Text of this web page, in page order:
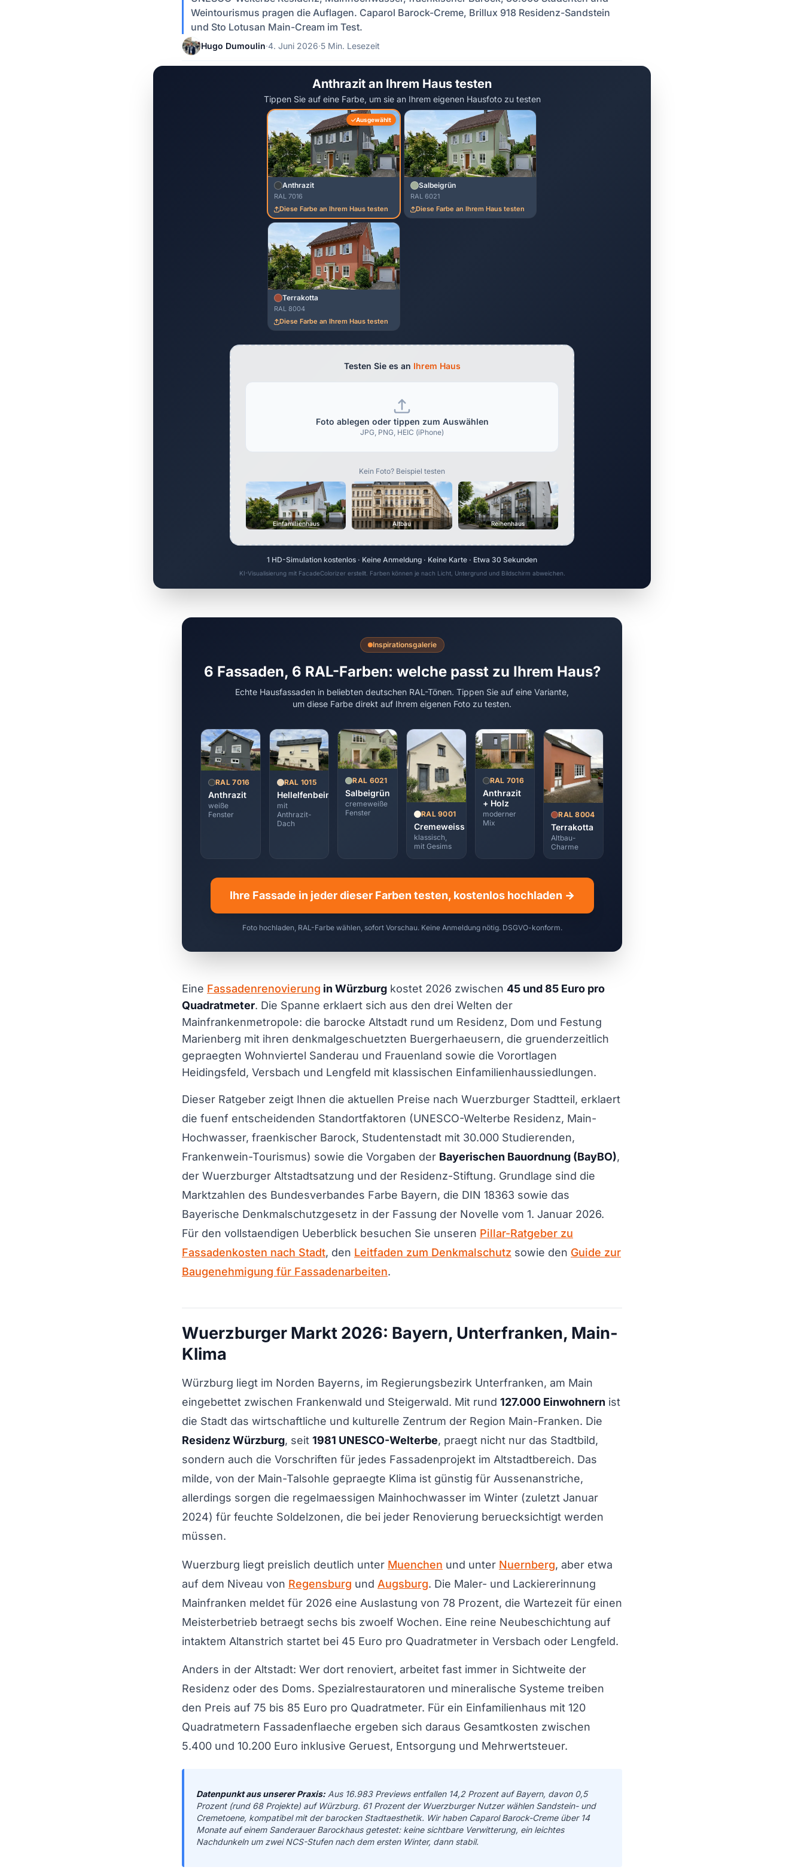
Weintourismus pragen die Auflagen. Caparol Barock-Creme, Brillux 918 Residenz-Sandstein
und Sto Lotusan Main-Cream im Test.
Hugo Dumoulin·4. Juni 2026·5 Min. Lesezeit
Anthrazit an Ihrem Haus testen
Tippen Sie auf eine Farbe, um sie an Ihrem eigenen Hausfoto zu testen
Ausgewählt
Anthrazit
RAL 7016
Diese Farbe an Ihrem Haus testen
Salbeigrün
RAL 6021
Diese Farbe an Ihrem Haus testen
Terrakotta
RAL 8004
Diese Farbe an Ihrem Haus testen
Testen Sie es an Ihrem Haus
Foto ablegen oder tippen zum Auswählen
JPG, PNG, HEIC (iPhone)
Kein Foto? Beispiel testen
Einfamilienhaus Altbau Reihenhaus
1 HD-Simulation kostenlos · Keine Anmeldung · Keine Karte · Etwa 30 Sekunden
KI-Visualisierung mit FacadeColorizer erstellt. Farben können je nach Licht, Untergrund und Bildschirm abweichen.
Inspirationsgalerie
6 Fassaden, 6 RAL-Farben: welche passt zu Ihrem Haus?
Echte Hausfassaden in beliebten deutschen RAL-Tönen. Tippen Sie auf eine Variante,
um diese Farbe direkt auf Ihrem eigenen Foto zu testen.
RAL 7016
Anthrazit
weiße
Fenster
RAL 1015
Hellelfenbein
mit
Anthrazit-
Dach
RAL 6021
Salbeigrün
cremeweiße
Fenster
RAL 9001
Cremeweiss
klassisch,
mit Gesims
RAL 7016
Anthrazit
+ Holz
moderner
Mix
RAL 8004
Terrakotta
Altbau-
Charme
Ihre Fassade in jeder dieser Farben testen, kostenlos hochladen →
Foto hochladen, RAL-Farbe wählen, sofort Vorschau. Keine Anmeldung nötig. DSGVO-konform.
Eine Fassadenrenovierung in Würzburg kostet 2026 zwischen 45 und 85 Euro pro
Quadratmeter. Die Spanne erklaert sich aus den drei Welten der
Mainfrankenmetropole: die barocke Altstadt rund um Residenz, Dom und Festung
Marienberg mit ihren denkmalgeschuetzten Buergerhaeusern, die gruenderzeitlich
gepraegten Wohnviertel Sanderau und Frauenland sowie die Vorortlagen
Heidingsfeld, Versbach und Lengfeld mit klassischen Einfamilienhaussiedlungen.
Dieser Ratgeber zeigt Ihnen die aktuellen Preise nach Wuerzburger Stadtteil, erklaert
die fuenf entscheidenden Standortfaktoren (UNESCO-Welterbe Residenz, Main-
Hochwasser, fraenkischer Barock, Studentenstadt mit 30.000 Studierenden,
Frankenwein-Tourismus) sowie die Vorgaben der Bayerischen Bauordnung (BayBO),
der Wuerzburger Altstadtsatzung und der Residenz-Stiftung. Grundlage sind die
Marktzahlen des Bundesverbandes Farbe Bayern, die DIN 18363 sowie das
Bayerische Denkmalschutzgesetz in der Fassung der Novelle vom 1. Januar 2026.
Für den vollstaendigen Ueberblick besuchen Sie unseren Pillar-Ratgeber zu
Fassadenkosten nach Stadt, den Leitfaden zum Denkmalschutz sowie den Guide zur
Baugenehmigung für Fassadenarbeiten.
Wuerzburger Markt 2026: Bayern, Unterfranken, Main-
Klima
Würzburg liegt im Norden Bayerns, im Regierungsbezirk Unterfranken, am Main
eingebettet zwischen Frankenwald und Steigerwald. Mit rund 127.000 Einwohnern ist
die Stadt das wirtschaftliche und kulturelle Zentrum der Region Main-Franken. Die
Residenz Würzburg, seit 1981 UNESCO-Welterbe, praegt nicht nur das Stadtbild,
sondern auch die Vorschriften für jedes Fassadenprojekt im Altstadtbereich. Das
milde, von der Main-Talsohle gepraegte Klima ist günstig für Aussenanstriche,
allerdings sorgen die regelmaessigen Mainhochwasser im Winter (zuletzt Januar
2024) für feuchte Soldelzonen, die bei jeder Renovierung beruecksichtigt werden
müssen.
Wuerzburg liegt preislich deutlich unter Muenchen und unter Nuernberg, aber etwa
auf dem Niveau von Regensburg und Augsburg. Die Maler- und Lackiererinnung
Mainfranken meldet für 2026 eine Auslastung von 78 Prozent, die Wartezeit für einen
Meisterbetrieb betraegt sechs bis zwoelf Wochen. Eine reine Neubeschichtung auf
intaktem Altanstrich startet bei 45 Euro pro Quadratmeter in Versbach oder Lengfeld.
Anders in der Altstadt: Wer dort renoviert, arbeitet fast immer in Sichtweite der
Residenz oder des Doms. Spezialrestauratoren und mineralische Systeme treiben
den Preis auf 75 bis 85 Euro pro Quadratmeter. Für ein Einfamilienhaus mit 120
Quadratmetern Fassadenflaeche ergeben sich daraus Gesamtkosten zwischen
5.400 und 10.200 Euro inklusive Geruest, Entsorgung und Mehrwertsteuer.
Datenpunkt aus unserer Praxis: Aus 16.983 Previews entfallen 14,2 Prozent auf Bayern, davon 0,5
Prozent (rund 68 Projekte) auf Würzburg. 61 Prozent der Wuerzburger Nutzer wählen Sandstein- und
Cremetoene, kompatibel mit der barocken Stadtaesthetik. Wir haben Caparol Barock-Creme über 14
Monate auf einem Sanderauer Barockhaus getestet: keine sichtbare Verwitterung, ein leichtes
Nachdunkeln um zwei NCS-Stufen nach dem ersten Winter, dann stabil.